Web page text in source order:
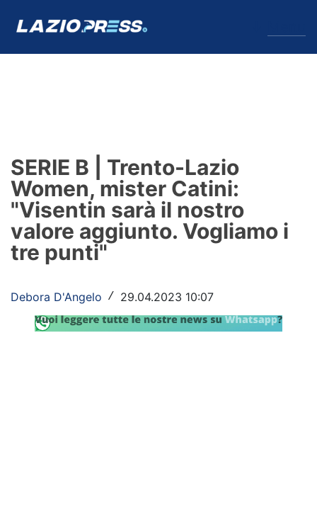
Formello
Infortuni
Primavera
Lazio Women
Rassegna Lazio
SERIE B | Trento-Lazio
Women, mister Catini:
"Visentin sarà il nostro
valore aggiunto. Vogliamo i
tre punti"
Debora D'Angelo / 29.04.2023 10:07